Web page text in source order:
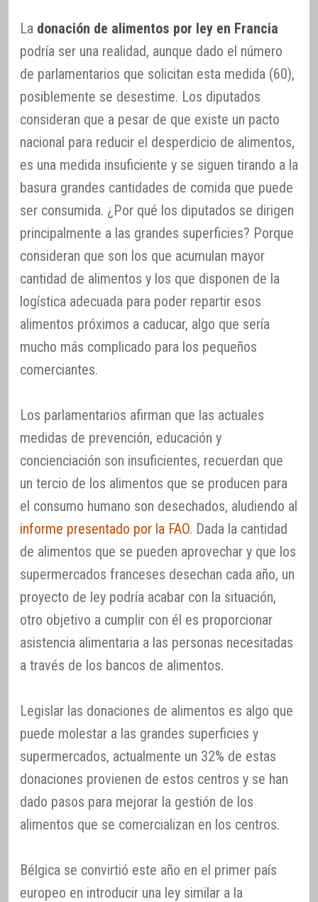
La donación de alimentos por ley en Francia
podría ser una realidad, aunque dado el número
de parlamentarios que solicitan esta medida (60),
posiblemente se desestime. Los diputados
consideran que a pesar de que existe un pacto
nacional para reducir el desperdicio de alimentos,
es una medida insuficiente y se siguen tirando a la
basura grandes cantidades de comida que puede
ser consumida. ¿Por qué los diputados se dirigen
principalmente a las grandes superficies? Porque
consideran que son los que acumulan mayor
cantidad de alimentos y los que disponen de la
logística adecuada para poder repartir esos
alimentos próximos a caducar, algo que sería
mucho más complicado para los pequeños
comerciantes.
Los parlamentarios afirman que las actuales
medidas de prevención, educación y
concienciación son insuficientes, recuerdan que
un tercio de los alimentos que se producen para
el consumo humano son desechados, aludiendo al
informe presentado por la FAO. Dada la cantidad
de alimentos que se pueden aprovechar y que los
supermercados franceses desechan cada año, un
proyecto de ley podría acabar con la situación,
otro objetivo a cumplir con él es proporcionar
asistencia alimentaria a las personas necesitadas
a través de los bancos de alimentos.
Legislar las donaciones de alimentos es algo que
puede molestar a las grandes superficies y
supermercados, actualmente un 32% de estas
donaciones provienen de estos centros y se han
dado pasos para mejorar la gestión de los
alimentos que se comercializan en los centros.
Bélgica se convirtió este año en el primer país
europeo en introducir una ley similar a la